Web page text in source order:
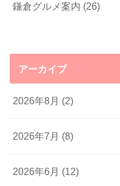
鎌倉グルメ案内 (26)
アーカイブ
2026年8月 (2)
2026年7月 (8)
2026年6月 (12)